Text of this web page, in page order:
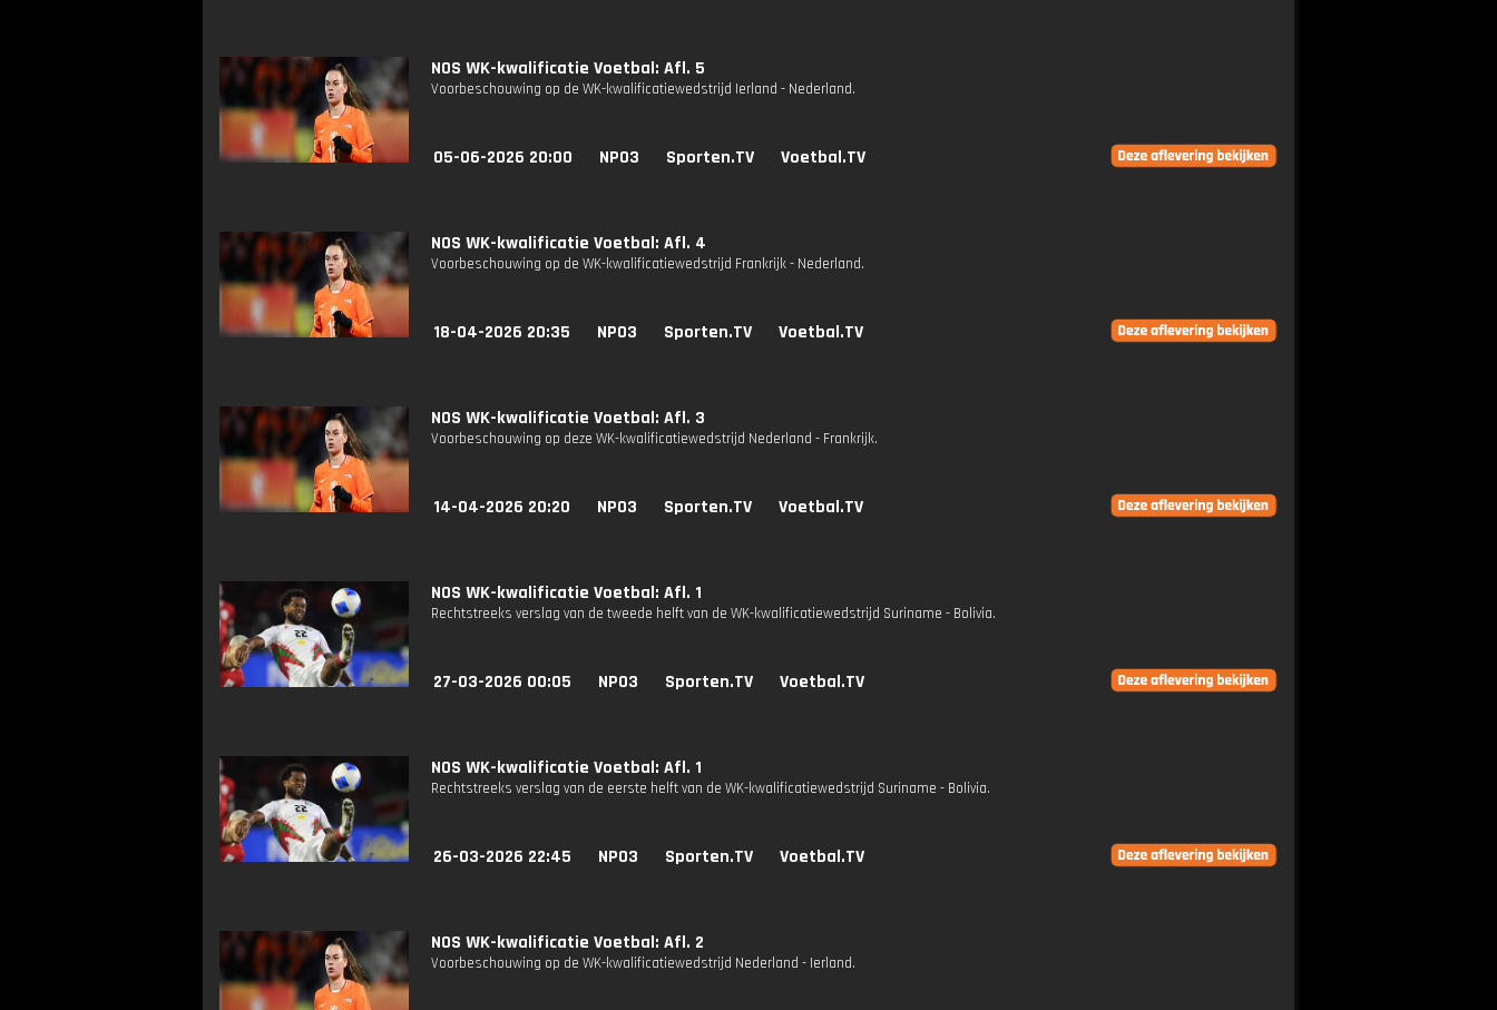
NOS WK-kwalificatie Voetbal: Afl. 5
Voorbeschouwing op de WK-kwalificatiewedstrijd Ierland - Nederland.
05-06-2026 20:00 NPO3 Sporten.TV Voetbal.TV
NOS WK-kwalificatie Voetbal: Afl. 4
Voorbeschouwing op de WK-kwalificatiewedstrijd Frankrijk - Nederland.
18-04-2026 20:35 NPO3 Sporten.TV Voetbal.TV
NOS WK-kwalificatie Voetbal: Afl. 3
Voorbeschouwing op deze WK-kwalificatiewedstrijd Nederland - Frankrijk.
14-04-2026 20:20 NPO3 Sporten.TV Voetbal.TV
NOS WK-kwalificatie Voetbal: Afl. 1
Rechtstreeks verslag van de tweede helft van de WK-kwalificatiewedstrijd Suriname - Bolivia.
27-03-2026 00:05 NPO3 Sporten.TV Voetbal.TV
NOS WK-kwalificatie Voetbal: Afl. 1
Rechtstreeks verslag van de eerste helft van de WK-kwalificatiewedstrijd Suriname - Bolivia.
26-03-2026 22:45 NPO3 Sporten.TV Voetbal.TV
NOS WK-kwalificatie Voetbal: Afl. 2
Voorbeschouwing op de WK-kwalificatiewedstrijd Nederland - Ierland.